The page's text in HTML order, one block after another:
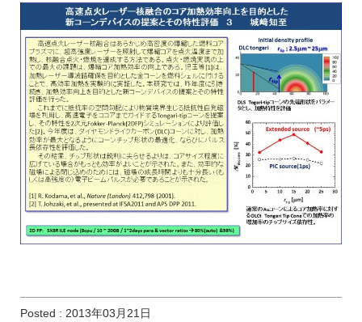
Posted : 2013年03月21日